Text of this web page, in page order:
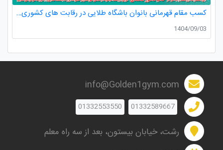
کسب مقام قهرمانی بانوان باشگاه طلایی در رقابت های کشوری کاراته
1404/09/03
info@Golden1gym.com
01332589667
01332553550
رشت، خیابان بیستون، بعد از سه راه معلم